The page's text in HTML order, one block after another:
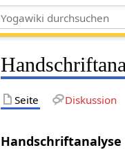
Seite Diskussion
Handschriftanalyse